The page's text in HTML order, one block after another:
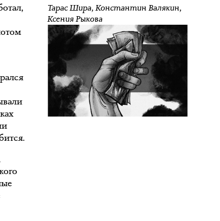
Тарас Шира,Константин Валякин,
Ксения Рыкова